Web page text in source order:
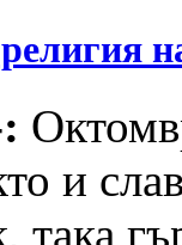
и
така